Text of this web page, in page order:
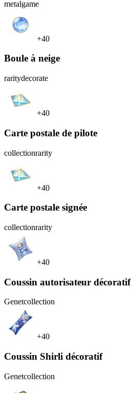
metalgame
+40
Boule à neige
raritydecorate
+40
Carte postale de pilote
collectionrarity
+40
Carte postale signée
collectionrarity
+40
Coussin autorisateur décoratif
Genetcollection
+40
Coussin Shirli décoratif
Genetcollection